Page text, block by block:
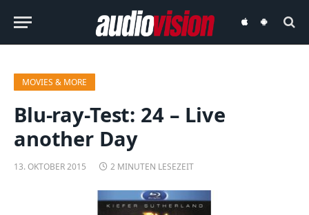
audiovisionaudiovision
MOVIES & MORE
Blu-ray-Test: 24 – Live
another Day
13. OKTOBER 2015 2 MINUTEN LESEZEIT